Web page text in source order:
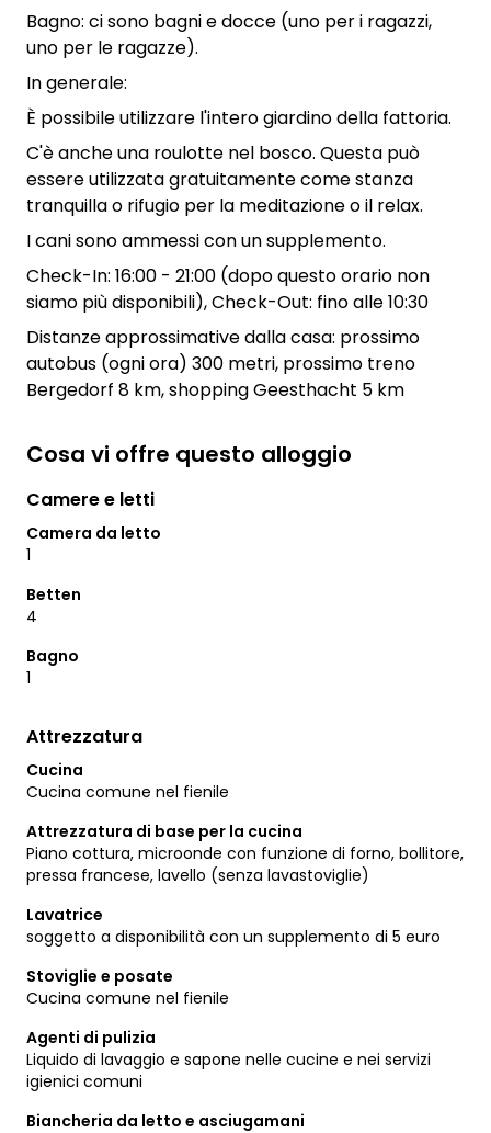
Bagno: ci sono bagni e docce (uno per i ragazzi,
uno per le ragazze).
In generale:
È possibile utilizzare l'intero giardino della fattoria.
C'è anche una roulotte nel bosco. Questa può
essere utilizzata gratuitamente come stanza
tranquilla o rifugio per la meditazione o il relax.
I cani sono ammessi con un supplemento.
Check-In: 16:00 - 21:00 (dopo questo orario non
siamo più disponibili), Check-Out: fino alle 10:30
Distanze approssimative dalla casa: prossimo
autobus (ogni ora) 300 metri, prossimo treno
Bergedorf 8 km, shopping Geesthacht 5 km
Cosa vi offre questo alloggio
Camere e letti
Camera da letto
1
Betten
4
Bagno
1
Attrezzatura
Cucina
Cucina comune nel fienile
Attrezzatura di base per la cucina
Piano cottura, microonde con funzione di forno, bollitore,
pressa francese, lavello (senza lavastoviglie)
Lavatrice
soggetto a disponibilità con un supplemento di 5 euro
Stoviglie e posate
Cucina comune nel fienile
Agenti di pulizia
Liquido di lavaggio e sapone nelle cucine e nei servizi
igienici comuni
Biancheria da letto e asciugamani